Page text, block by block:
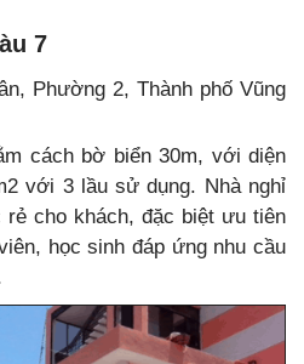
7
Phường 2, Thành phố Vũng
cách bờ biển 30m, với diện
với 3 lầu sử dụng. Nhà nghỉ
rẻ cho khách, đặc biệt ưu tiên
học sinh đáp ứng nhu cầu